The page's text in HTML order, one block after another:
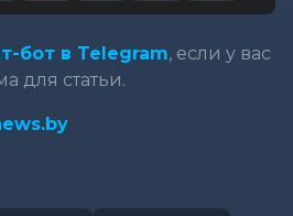
бот в Telegram, если у вас
для статьи.